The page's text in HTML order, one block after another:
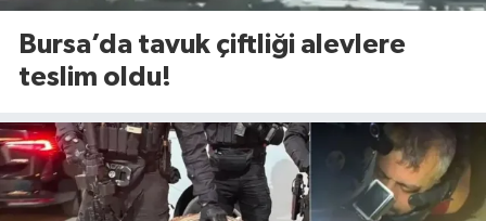
Bursa’da tavuk çiftliği alevlere
teslim oldu!